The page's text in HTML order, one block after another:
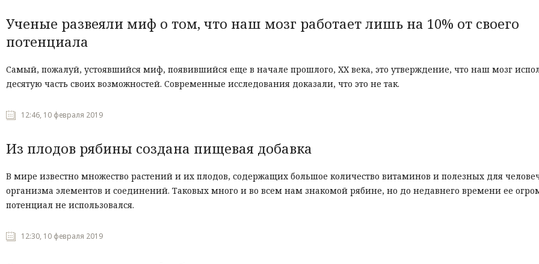
Ученые развеяли миф о том, что наш мозг работает лишь на 10% от своего
потенциала
Самый, пожалуй, устоявшийся миф, появившийся еще в начале прошлого, ХХ века, это утверждение, что наш мозг
десятую часть своих возможностей. Современные исследования доказали, что это не так.
12:46, 10 февраля 2019
Из плодов рябины создана пищевая добавка
В мире известно множество растений и их плодов, содержащих большое количество витаминов и полезных для
организма элементов и соединений. Таковых много и во всем нам знакомой рябине, но до недавнего времени ее
потенциал не использовался.
12:30, 10 февраля 2019